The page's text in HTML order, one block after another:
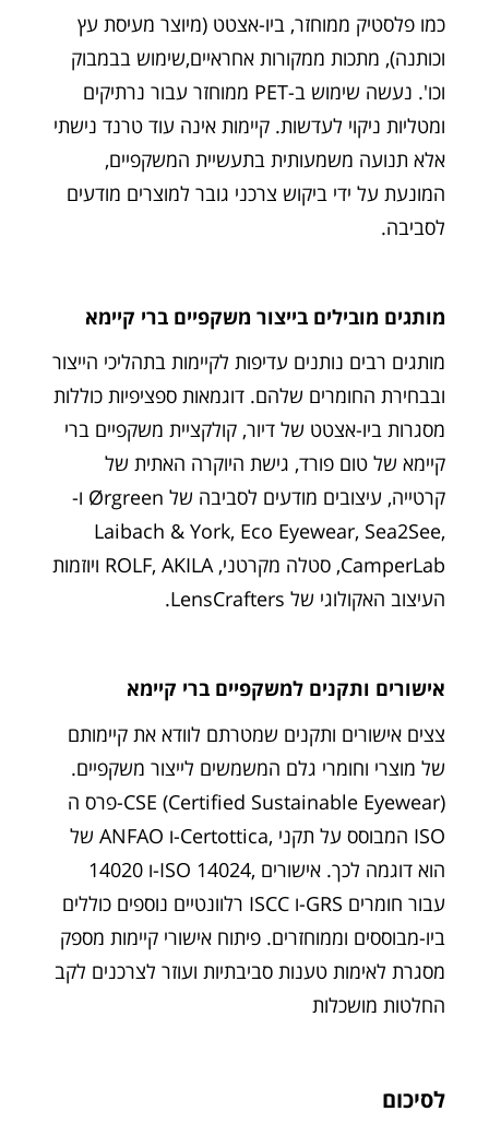
כמו פלסטיק ממוחזר, ביו-אצטט (מיוצר מעיסת עץ
וכותנה), מתכות ממקורות אחראיים,שימוש בבמבוק
וכו'. נעשה שימוש ב-PET ממוחזר עבור נרתיקים
ומטליות ניקוי לעדשות. קיימות אינה עוד טרנד נישתי
אלא תנועה משמעותית בתעשיית המשקפיים,
המונעת על ידי ביקוש צרכני גובר למוצרים מודעים
לסביבה.
מותגים מובילים בייצור משקפיים ברי קיימא
מותגים רבים נותנים עדיפות לקיימות בתהליכי הייצור
ובבחירת החומרים שלהם. דוגמאות ספציפיות כוללות
מסגרות ביו-אצטט של דיור, קולקציית משקפיים ברי
קיימא של טום פורד, גישת היוקרה האתית של
קרטייה, עיצובים מודעים לסביבה של Ørgreen ו-
Laibach & York, Eco Eyewear, Sea2See,
CamperLab, סטלה מקרטני, ROLF, AKILA ויוזמות
העיצוב האקולוגי של LensCrafters.
אישורים ותקנים למשקפיים ברי קיימא
צצים אישורים ותקנים שמטרתם לוודא את קיימותם
של מוצרי וחומרי גלם המשמשים לייצור משקפיים.
פרס ה-CSE (Certified Sustainable Eyewear)
של ANFAO ו-Certottica, המבוסס על תקני ISO
14020 ו-ISO 14024, הוא דוגמה לכך. אישורים
רלוונטיים נוספים כוללים ISCC ו-GRS עבור חומרים
ביו-מבוססים וממוחזרים. פיתוח אישורי קיימות מספק
מסגרת לאימות טענות סביבתיות ועוזר לצרכנים לקב
החלטות מושכלות
לסיכום